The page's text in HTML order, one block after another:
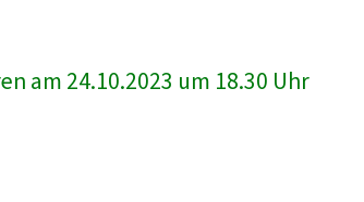
am 24.10.2023 um 18.30 Uhr